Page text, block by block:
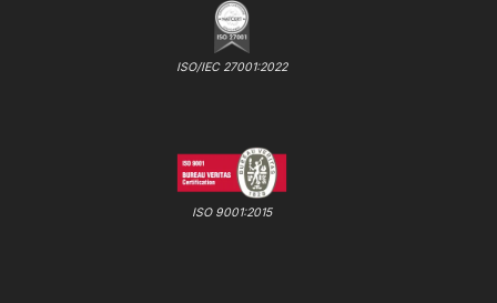
ISO/IEC 27001:2022
ISO 9001:2015